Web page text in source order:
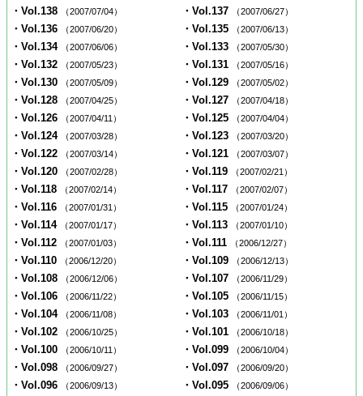
・Vol.138 （2007/07/04） ・Vol.137 （2007/06/27）
・Vol.136 （2007/06/20） ・Vol.135 （2007/06/13）
・Vol.134 （2007/06/06） ・Vol.133 （2007/05/30）
・Vol.132 （2007/05/23） ・Vol.131 （2007/05/16）
・Vol.130 （2007/05/09） ・Vol.129 （2007/05/02）
・Vol.128 （2007/04/25） ・Vol.127 （2007/04/18）
・Vol.126 （2007/04/11） ・Vol.125 （2007/04/04）
・Vol.124 （2007/03/28） ・Vol.123 （2007/03/20）
・Vol.122 （2007/03/14） ・Vol.121 （2007/03/07）
・Vol.120 （2007/02/28） ・Vol.119 （2007/02/21）
・Vol.118 （2007/02/14） ・Vol.117 （2007/02/07）
・Vol.116 （2007/01/31） ・Vol.115 （2007/01/24）
・Vol.114 （2007/01/17） ・Vol.113 （2007/01/10）
・Vol.112 （2007/01/03） ・Vol.111 （2006/12/27）
・Vol.110 （2006/12/20） ・Vol.109 （2006/12/13）
・Vol.108 （2006/12/06） ・Vol.107 （2006/11/29）
・Vol.106 （2006/11/22） ・Vol.105 （2006/11/15）
・Vol.104 （2006/11/08） ・Vol.103 （2006/11/01）
・Vol.102 （2006/10/25） ・Vol.101 （2006/10/18）
・Vol.100 （2006/10/11） ・Vol.099 （2006/10/04）
・Vol.098 （2006/09/27） ・Vol.097 （2006/09/20）
・Vol.096 （2006/09/13） ・Vol.095 （2006/09/06）